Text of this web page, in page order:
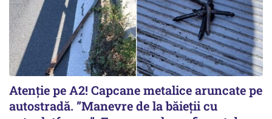
Atenție pe A2! Capcane metalice aruncate pe
autostradă. ”Manevre de la băieții cu